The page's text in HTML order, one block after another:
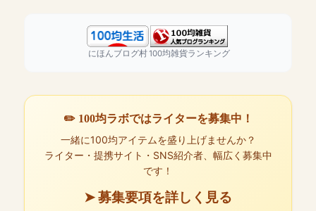
にほんブログ村100均雑貨ランキング
✏️ 100均ラボではライターを募集中！
一緒に100均アイテムを盛り上げませんか？
ライター・提携サイト・SNS紹介者、幅広く募集中
です！
➤ 募集要項を詳しく見る